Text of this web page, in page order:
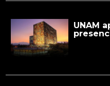
UNAM